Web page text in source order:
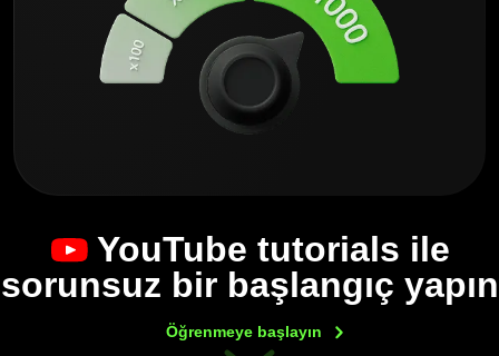
YouTube tutorials ile
sorunsuz bir başlangıç yapın
Öğrenmeye başlayın